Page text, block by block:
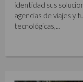
identidad sus
agencias de viajes y
tecnológicas,...